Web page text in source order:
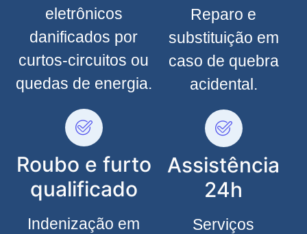
eletrônicos
danificados por
curtos-circuitos ou
quedas de energia.
Roubo e furto
qualificado
Indenização em
Reparo e
substituição em
caso de quebra
acidental.
Assistência
24h
Serviços